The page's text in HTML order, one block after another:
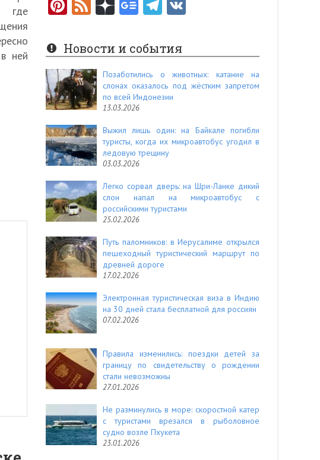
где
ней
Pi
er
es
t
F
e
d
Новости и события
Позаботились о животных: катание на
слонах оказалось под жёстким запретом
по всей Индонезии
13.03.2026
Выжил лишь один: на Байкале погибли
туристы, когда их микроавтобус угодил в
ледовую трещину
03.03.2026
Легко сорвал дверь: на Шри-Ланке дикий
слон напал на микроавтобус с
российскими туристами
25.02.2026
Путь паломников: в Иерусалиме открылся
пешеходный туристический маршрут по
древней дороге
17.02.2026
Электронная туристическая виза в Индию
на 30 дней стала бесплатной для россиян
07.02.2026
Правила изменились: поездки детей за
границу по свидетельству о рождении
стали невозможны
27.01.2026
Не разминулись в море: скоростной катер
с туристами врезался в рыболовное
судно возле Пхукета
23.01.2026